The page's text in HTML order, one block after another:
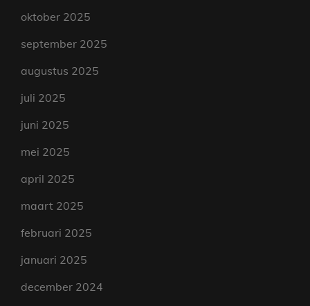
oktober 2025
september 2025
augustus 2025
juli 2025
juni 2025
mei 2025
april 2025
maart 2025
februari 2025
januari 2025
december 2024